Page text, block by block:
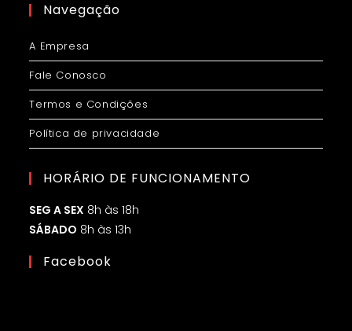
Navegação
A Empresa
Fale Conosco
Termos e Condições
Política de privacidade
HORÁRIO DE FUNCIONAMENTO
SEG A SEX 8h às 18h
SÁBADO 8h às 13h
Facebook